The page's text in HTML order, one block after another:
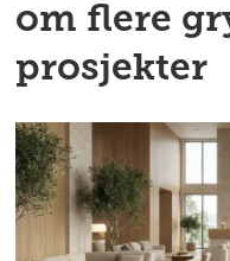
om flere
prosjekter